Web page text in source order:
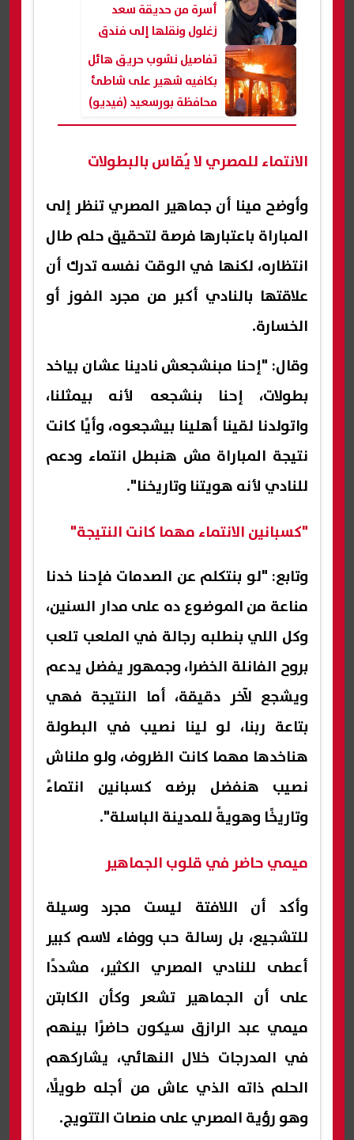
أسرة من حديقة سعد
زغلول ونقلها إلى فندق
لحين توفير سكن
تفاصيل نشوب حريق هائل
بكافيه شهير على شاطئ
محافظة بورسعيد (فيديو)
الانتماء للمصري لا يُقاس بالبطولات
وأوضح مينا أن جماهير المصري تنظر إلى
المباراة باعتبارها فرصة لتحقيق حلم طال
انتظاره، لكنها في الوقت نفسه تدرك أن
علاقتها بالنادي أكبر من مجرد الفوز أو
الخسارة.
وقال: "إحنا مبنشجعش نادينا عشان بياخد
بطولات، إحنا بنشجعه لأنه بيمثلنا،
واتولدنا لقينا أهلينا بيشجعوه، وأيًا كانت
نتيجة المباراة مش هنبطل انتماء ودعم
للنادي لأنه هويتنا وتاريخنا".
"كسبانين الانتماء مهما كانت النتيجة"
وتابع: "لو بنتكلم عن الصدمات فإحنا خدنا
مناعة من الموضوع ده على مدار السنين،
وكل اللي بنطلبه رجالة في الملعب تلعب
بروح الفانلة الخضرا، وجمهور يفضل يدعم
ويشجع لآخر دقيقة، أما النتيجة فهي
بتاعة ربنا، لو لينا نصيب في البطولة
هناخدها مهما كانت الظروف، ولو ملناش
نصيب هنفضل برضه كسبانين انتماءً
وتاريخًا وهويةً للمدينة الباسلة".
ميمي حاضر في قلوب الجماهير
وأكد أن اللافتة ليست مجرد وسيلة
للتشجيع، بل رسالة حب ووفاء لاسم كبير
أعطى للنادي المصري الكثير، مشددًا
على أن الجماهير تشعر وكأن الكابتن
ميمي عبد الرازق سيكون حاضرًا بينهم
في المدرجات خلال النهائي، يشاركهم
الحلم ذاته الذي عاش من أجله طويلًا،
وهو رؤية المصري على منصات التتويج.